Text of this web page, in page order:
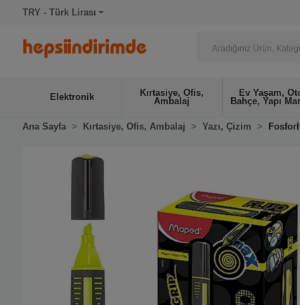
TRY - Türk Lirası
Elektronik
Kırtasiye, Ofis,
Ambalaj
Ev Yaşam,
Bahçe, Yapı
Ana Sayfa Kırtasiye, Ofis, Ambalaj Yazı, Çizim